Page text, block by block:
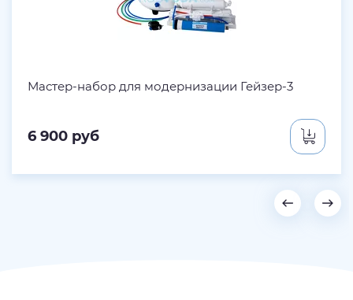
Мастер-набор для модернизации Гейзер-3
6 900 руб